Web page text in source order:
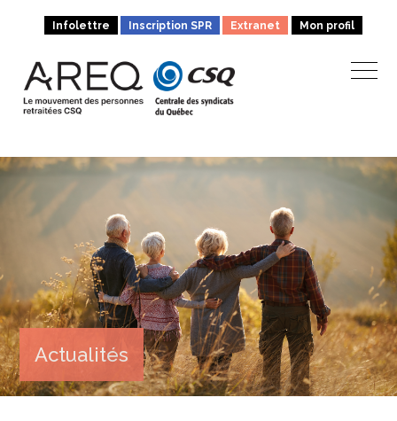
Infolettre Inscription SPR Extranet Mon profil
Actualités